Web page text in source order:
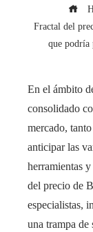
Fractal del
que podría
En el ámbito
consolidado
mercado,
anticipar las
herramientas
del precio de
especialistas,
una trampa